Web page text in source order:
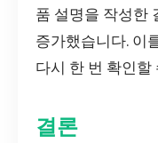
품 설명을 작성한
증가했습니다. 이
다시 한 번 확인할
결론